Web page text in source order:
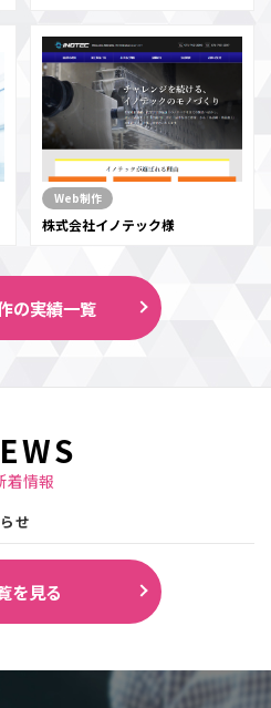
Web制作
株式会社イノテック様
の実績一覧
着情報
せ
を見る